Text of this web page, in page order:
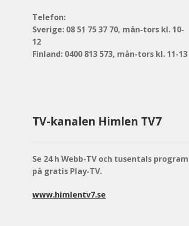
Telefon:
Sverige: 08 51 75 37 70, mån-tors kl. 10-
12
Finland: 0400 813 573, mån-tors kl. 11-13
TV-kanalen Himlen TV7
Se 24 h Webb-TV och tusentals program
på gratis Play-TV.
www.himlentv7.se